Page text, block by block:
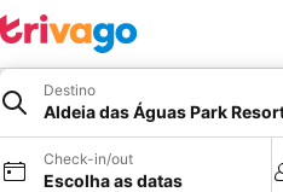
Destino
Aldeia das Águas Park
Check-in/out
Escolha as datas